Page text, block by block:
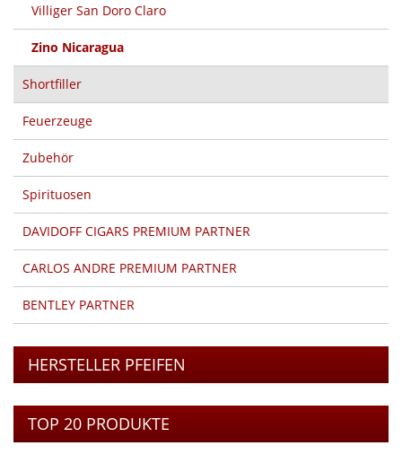
Villiger San Doro Claro
Zino Nicaragua
Shortfiller
Feuerzeuge
Zubehör
Spirituosen
DAVIDOFF CIGARS PREMIUM PARTNER
CARLOS ANDRE PREMIUM PARTNER
BENTLEY PARTNER
HERSTELLER PFEIFEN
TOP 20 PRODUKTE